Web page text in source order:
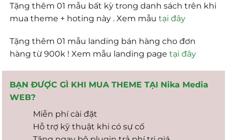
Tặng thêm 01 mẫu bất kỳ trong danh sách trên khi
mua theme + hoting này . Xem mẫutại đây
Tặng thêm 01 mẫu landing bán hàng cho đơn
hàng từ 900k ! Xem mẫu landing pagetại đây
BẠN ĐƯỢC GÌ KHI MUA THEME TẠI Nika Media
WEB?
Miễn phí cài đặt
Hỗ trợ kỹ thuật khi có sự cố